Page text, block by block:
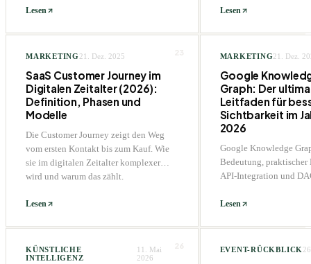
Lesen
Unternehmen
Lesen
MARKETING21. Dez. 2025
SaaS Customer Journey im
Digitalen Zeitalter (2026):
Definition, Phasen und
Modelle
Die Customer Journey zeigt den Weg
vom ersten Kontakt bis zum Kauf. Wie
sie im digitalen Zeitalter komplexer
wird und warum das zählt.
Lesen
MARKETING21. Dez.
Google
Graph: Der
Leitfaden für
Sichtbarkeit im
2026
Google Knowledge
Bedeutung, praktischer
API-Integration und
Sichtbarkeit.
Lesen
KÜNSTLICHE
INTELLIGENZ
11. Mai
2026
EVENT-RÜCKBLICK